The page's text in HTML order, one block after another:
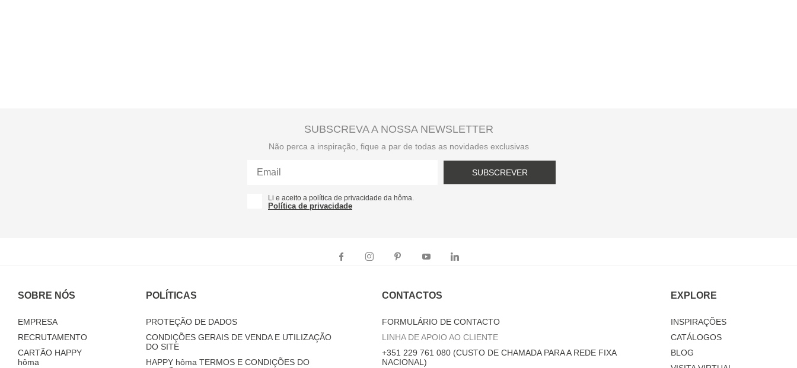
SUBSCREVA A NOSSA NEWSLETTER
Não perca a inspiração, fique a par de todas as novidades exclusivas
SUBSCREVER
Li e aceito a política de privacidade da hôma.
Política de privacidade
SOBRE NÓS
EMPRESA
RECRUTAMENTO
CARTÃO HAPPY
hôma
POLÍTICAS
PROTEÇÃO DE DADOS
CONDIÇÕES GERAIS DE VENDA E UTILIZAÇÃO
DO SITE
HAPPY hôma TERMOS E CONDIÇÕES DO
CONTACTOS
FORMULÁRIO DE CONTACTO
LINHA DE APOIO AO CLIENTE
+351 229 761 080 (CUSTO DE CHAMADA PARA A REDE FIXA
NACIONAL)
EXPLORE
INSPIRAÇÕES
CATÁLOGOS
BLOG